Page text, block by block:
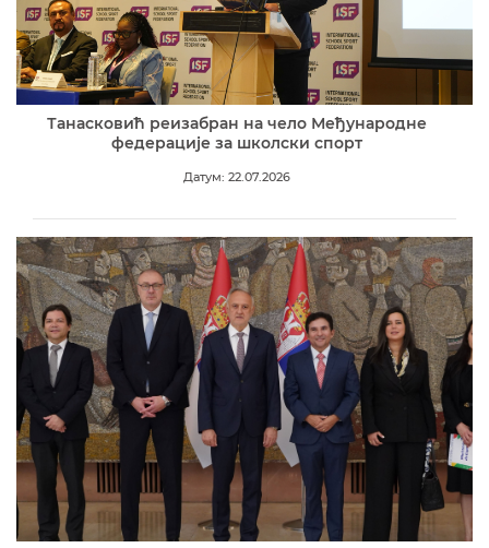
Танасковић реизабран на чело Међународне
федерације за школски спорт
Датум: 22.07.2026